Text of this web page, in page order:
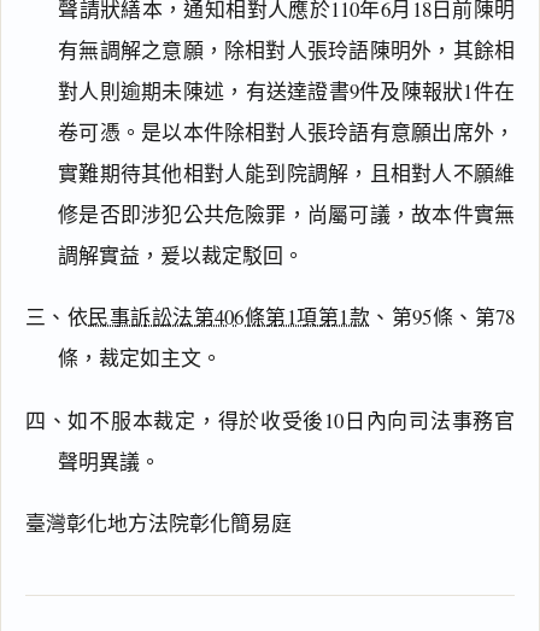
聲請狀繕本，通知相對人應於110年6月18日前陳明
有無調解之意願，除相對人張玲語陳明外，其餘相
對人則逾期未陳述，有送達證書9件及陳報狀1件在
卷可憑。是以本件除相對人張玲語有意願出席外，
實難期待其他相對人能到院調解，且相對人不願維
修是否即涉犯公共危險罪，尚屬可議，故本件實無
調解實益，爰以裁定駁回。
三、依民事訴訟法第406條第1項第1款 、第95條、第78
條，裁定如主文。
四、如不服本裁定，得於收受後10日內向司法事務官
聲明異議。
臺灣彰化地方法院彰化簡易庭
閱讀 研究
搜尋本
理
全